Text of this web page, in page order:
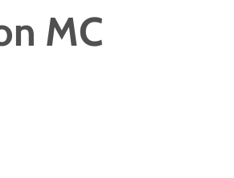
MC